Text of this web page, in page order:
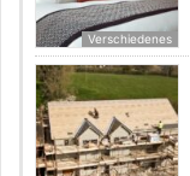
Verschiedenes